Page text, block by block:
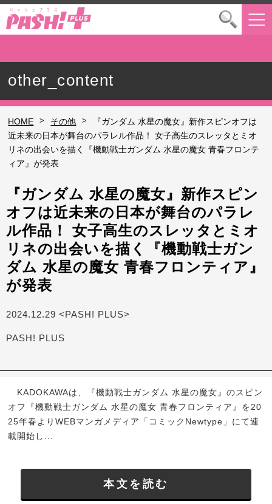
other_content
HOME > その他 >
『ガンダム 水星の魔女』新作スピンオフは
近未来の日本が舞台のパラレル作品！ 女子高生のスレッタとミオ
リネの出会いを描く『機動戦士ガンダム 水星の魔女 青春フロンテ
ィア』が発表
『ガンダム 水星の魔女』新作スピン
オフは近未来の日本が舞台のパラレ
ル作品！ 女子高生のスレッタとミオ
リネの出会いを描く『機動戦士ガン
ダム 水星の魔女 青春フロンティア』
が発表
2024.12.29 <PASH! PLUS>
PASH! PLUS
KADOKAWAは、『機動戦士ガンダム 水星の魔女』のスピン
オフ『機動戦士ガンダム 水星の魔女 青春フロンティア』を20
25年春よりWEBマンガメディア「コミックNewtype」にて連
載開始し...
本文を読む